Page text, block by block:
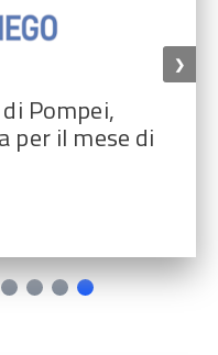
Pompei,
per il mese di
❯